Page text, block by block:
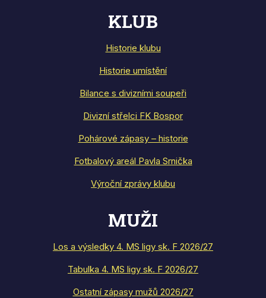
KLUB
Historie klubu
Historie umístění
Bilance s divizními soupeři
Divizní střelci FK Bospor
Pohárové zápasy – historie
Fotbalový areál Pavla Srnička
Výroční zprávy klubu
MUŽI
Los a výsledky 4. MS ligy sk. F 2026/27
Tabulka 4. MS ligy sk. F 2026/27
Ostatní zápasy mužů 2026/27